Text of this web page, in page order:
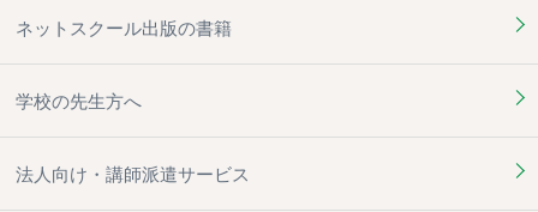
ネットスクール出版の書籍
学校の先生方へ
法人向け・講師派遣サービス